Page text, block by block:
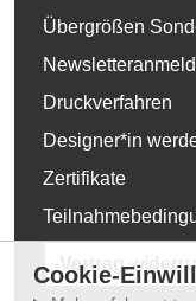
Übergrößen
Druckverfahren
Designer*in
Zertifikate
Vertrag
Cookie-